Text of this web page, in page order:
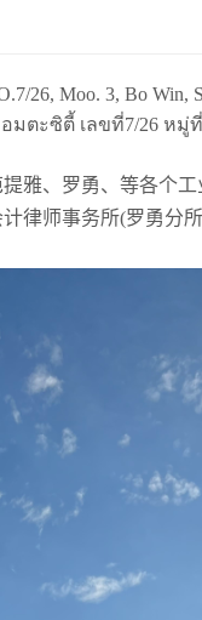
26, Moo. 3, Bo Win,
อมตะซิตี้ เลขที่7/26 ห
雅、罗勇、等各个
律师事务所(罗勇分